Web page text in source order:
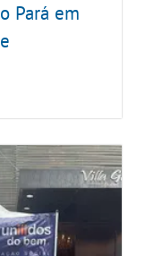
Pará em